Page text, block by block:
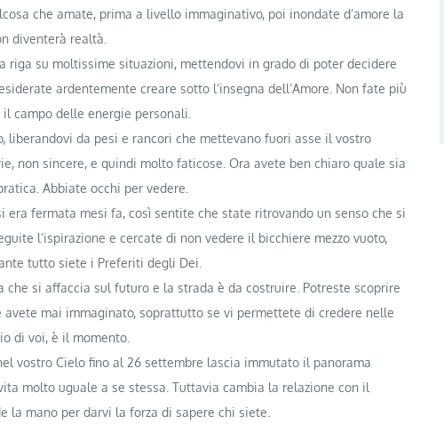
che amate, prima a livello immaginativo, poi inondate d’amore la
diventerà realtà.
riga su moltissime situazioni, mettendovi in grado di poter decidere
ardentemente creare sotto l’insegna dell’Amore. Non fate più
campo delle energie personali.
liberandovi da pesi e rancori che mettevano fuori asse il vostro
non sincere, e quindi molto faticose. Ora avete ben chiaro quale sia
Abbiate occhi per vedere.
era fermata mesi fa, così sentite che state ritrovando un senso che si
l’ispirazione e cercate di non vedere il bicchiere mezzo vuoto,
tutto siete i Preferiti degli Dei.
si affaccia sul futuro e la strada è da costruire. Potreste scoprire
mai immaginato, soprattutto se vi permettete di credere nelle
di voi, è il momento.
vostro Cielo fino al 26 settembre lascia immutato il panorama
molto uguale a se stessa. Tuttavia cambia la relazione con il
la mano per darvi la forza di sapere chi siete.